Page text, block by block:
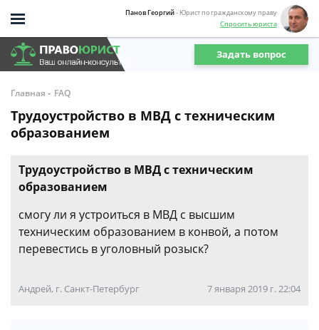
Панов Георгий- Юрист по гражданскому праву
Спросить юриста
Задать вопрос
Главная - FAQ
Трудоустройство в МВД с техническим
образованием
Трудоустройство в МВД с техническим
образованием
смогу ли я устроиться в МВД с высшим
техническим образованием в конвой, а потом
перевестись в уголовный розыск?
Андрей, г. Санкт-Петербург 7 января 2019 г. 22:04